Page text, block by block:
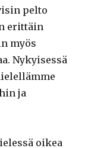
pelto
erittäin
myös
Nykyisessä
ja
oikea